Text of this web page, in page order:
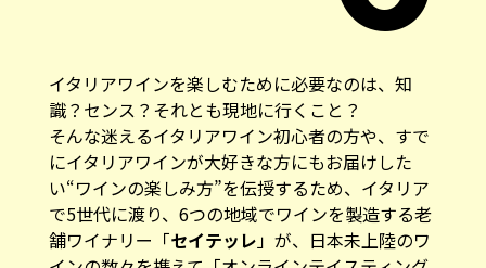
イタリアワインを楽しむために必要なのは、知
識？センス？それとも現地に行くこと？
そんな迷えるイタリアワイン初心者の方や、すで
にイタリアワインが大好きな方にもお届けした
い“ワインの楽しみ方”を伝授するため、イタリア
で5世代に渡り、6つの地域でワインを製造する老
舗ワイナリー「セイテッレ」が、日本未上陸のワ